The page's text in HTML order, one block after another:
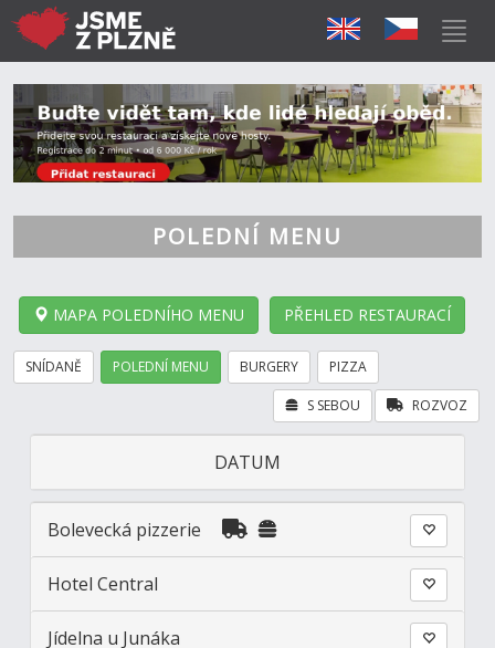
POLEDNÍ MENU
MAPA POLEDNÍHO MENU PŘEHLED RESTAURACÍ
SNÍDANĚ POLEDNÍ MENU BURGERY PIZZA
ROZVOZ
S SEBOU
DATUM
Bolevecká pizzerie
Hotel Central
Jídelna u Junáka